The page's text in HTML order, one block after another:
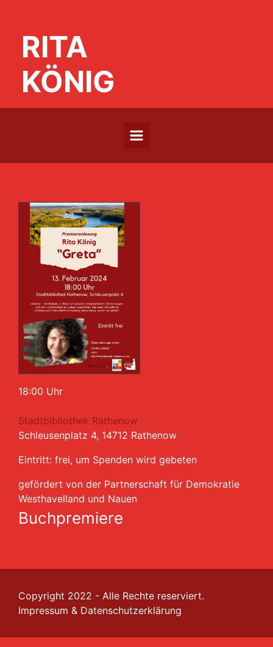
RITA
KÖNIG
18:00 Uhr
Stadtbibliothek Rathenow
Schleusenplatz 4, 14712 Rathenow
Eintritt: frei, um Spenden wird gebeten
gefördert von der Partnerschaft für Demokratie
Westhavelland und Nauen
Buchpremiere
Copyright 2022 - Alle Rechte reserviert.
Impressum & Datenschutzerklärung